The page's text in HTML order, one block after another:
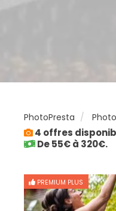
PhotoPresta
4 offres
De 55€ à 320€.
PREMIUM PLUS